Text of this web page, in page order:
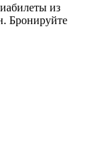
из
Бронируйте